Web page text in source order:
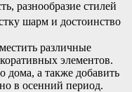
разнообразие стилей
шарм и достоинство
различные
элементов.
дома, а также добавить
в осенний период.